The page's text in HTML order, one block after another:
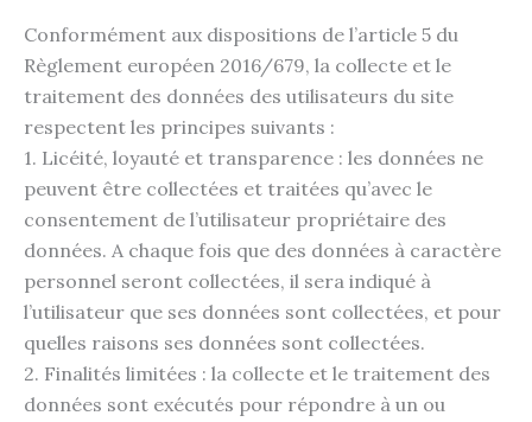
Conformément aux dispositions de l’article 5 du
Règlement européen 2016/679, la collecte et le
traitement des données des utilisateurs du site
respectent les principes suivants :
1. Licéité, loyauté et transparence : les données ne
peuvent être collectées et traitées qu’avec le
consentement de l’utilisateur propriétaire des
données. A chaque fois que des données à caractère
personnel seront collectées, il sera indiqué à
l’utilisateur que ses données sont collectées, et pour
quelles raisons ses données sont collectées.
2. Finalités limitées : la collecte et le traitement des
données sont exécutés pour répondre à un ou